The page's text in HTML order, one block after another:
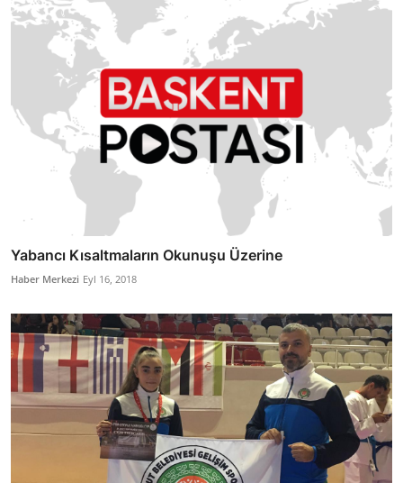
Yabancı Kısaltmaların Okunuşu Üzerine
Haber Merkezi Eyl 16, 2018